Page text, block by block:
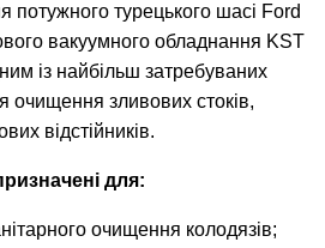
потужного турецького шасі Ford
вакуумного обладнання KST
із найбільш затребуваних
очищення зливових стоків,
відстійників.
для:
очищення колодязів;